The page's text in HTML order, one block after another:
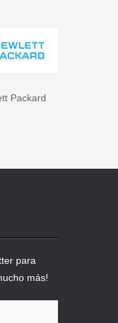
Packard
para
más!